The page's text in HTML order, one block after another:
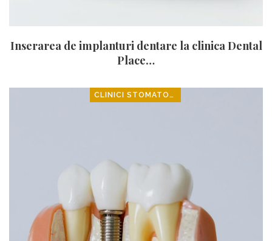
Inserarea de implanturi dentare la clinica Dental
Place…
CLINICI STOMATOLOGICE